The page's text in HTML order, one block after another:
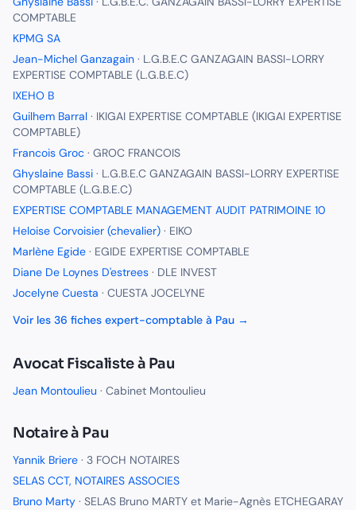
COMPTABLE
KPMG SA
Jean-Michel Ganzagain · L.G.B.E.C GANZAGAIN BASSI-LORRY
EXPERTISE COMPTABLE (L.G.B.E.C)
IXEHO B
Guilhem Barral · IKIGAI EXPERTISE COMPTABLE (IKIGAI EXPERTISE
COMPTABLE)
Francois Groc · GROC FRANCOIS
Ghyslaine Bassi · L.G.B.E.C GANZAGAIN BASSI-LORRY EXPERTISE
COMPTABLE (L.G.B.E.C)
EXPERTISE COMPTABLE MANAGEMENT AUDIT PATRIMOINE 10
Heloise Corvoisier (chevalier) · EIKO
Marlène Egide · EGIDE EXPERTISE COMPTABLE
Diane De Loynes D'estrees · DLE INVEST
Jocelyne Cuesta · CUESTA JOCELYNE
Voir les 36 fiches expert-comptable à Pau →
Avocat Fiscalisteà Pau
Jean Montoulieu · Cabinet Montoulieu
Notaireà Pau
Yannik Briere · 3 FOCH NOTAIRES
SELAS CCT, NOTAIRES ASSOCIES
Bruno Marty · SELAS Bruno MARTY et Marie-Agnès ETCHEGARAY